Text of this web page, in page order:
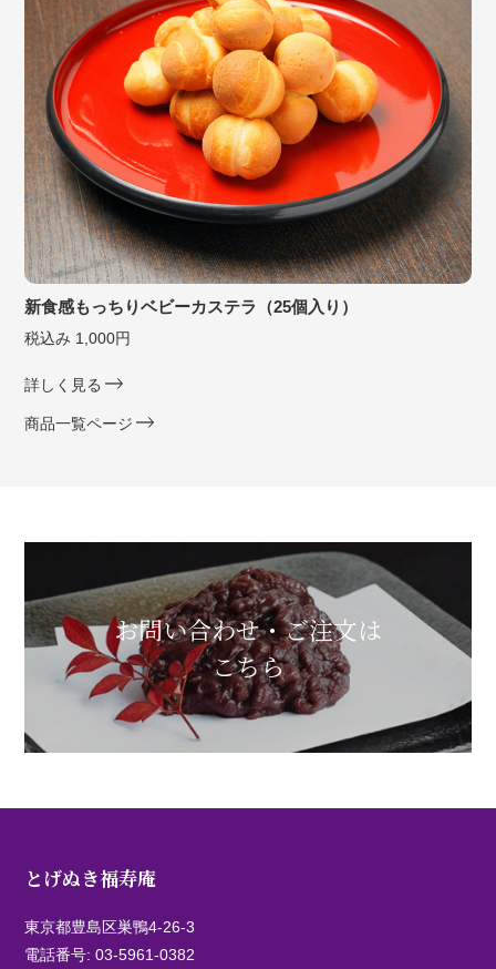
新食感もっちりベビーカステラ（25個入り）
税込み 1,000円
詳しく見る
商品一覧ページ
お問い合わせ・ご注文は
こちら
とげぬき福寿庵
東京都豊島区巣鴨4-26-3
電話番号:03-5961-0382